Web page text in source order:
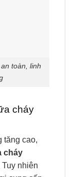
toàn, linh
cháy
tăng cao,
cháy
nhiên